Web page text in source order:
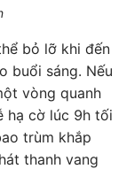
bỏ lỡ khi đến
buổi sáng. Nếu
vòng quanh
hạ cờ lúc 9h tối
trùm khắp
thanh vang